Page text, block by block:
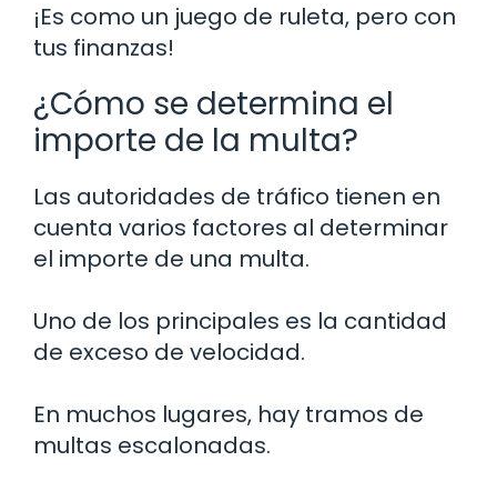
¡Es como un juego de ruleta, pero con
tus finanzas!
¿Cómo se determina el
importe de la multa?
Las autoridades de tráfico tienen en
cuenta varios factores al determinar
el importe de una multa.
Uno de los principales es la cantidad
de exceso de velocidad.
En muchos lugares, hay tramos de
multas escalonadas.